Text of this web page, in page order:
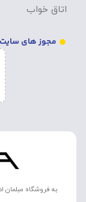
اتاق خواب
مجوز های سایت
به فروشگاه مبلمان